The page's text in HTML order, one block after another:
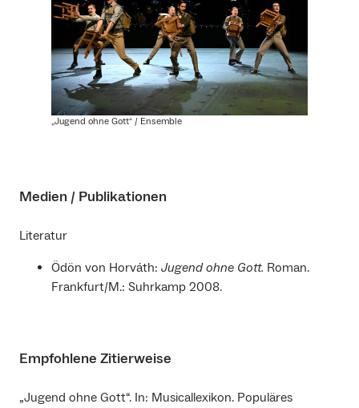
„Jugend ohne Gott“ / Ensemble
Medien / Publikationen
Literatur
Ödön von Horváth: Jugend ohne Gott. Roman.
Frankfurt/M.: Suhrkamp 2008.
Empfohlene Zitierweise
„Jugend ohne Gott“. In: Musicallexikon. Populäres